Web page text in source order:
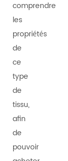
comprendre
les
propriétés
de
ce
type
de
tissu,
afin
de
pouvoir